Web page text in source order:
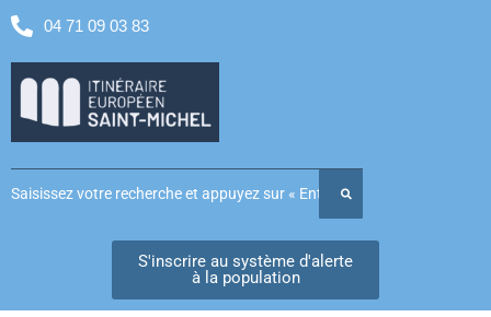
04 71 09 03 83
S'inscrire au système d'alerte
à la population